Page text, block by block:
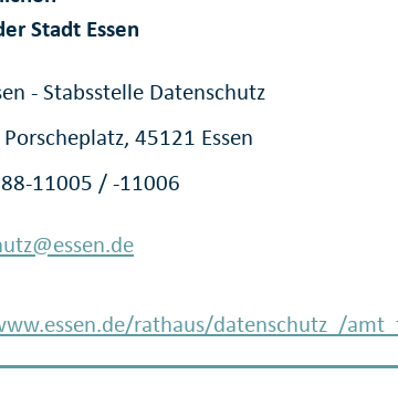
Stadt Essen
- Stabsstelle Datenschutz
45121 Essen
11005 / -11006
rathaus/datenschutz_/